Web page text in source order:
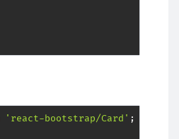
'react-bootstrap/Card' ;